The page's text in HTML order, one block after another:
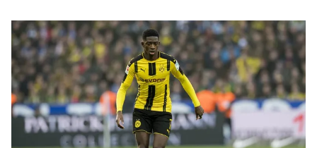
Classificació
Resultats
Classificació
Hockey Herba Femení
Plantilla
Agenda
Rugby
plusicon
més
Actualitat
Jugadors
Voleibol
plusicon
més
Notícies
Apunta't a les amateurs
plusicon
més